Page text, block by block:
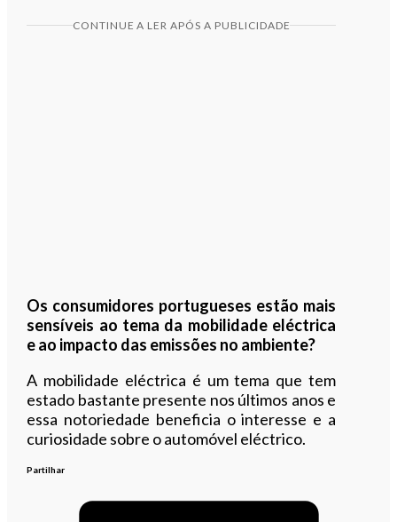
CONTINUE A LER APÓS A PUBLICIDADE
Os consumidores portugueses estão mais
sensíveis ao tema da mobilidade eléctrica
e ao impacto das emissões no ambiente?
A mobilidade eléctrica é um tema que tem
estado bastante presente nos últimos anos e
essa notoriedade beneficia o interesse e a
curiosidade sobre o automóvel eléctrico.
Partilhar